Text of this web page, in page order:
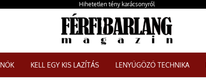
Hihetetlen tény karácsonyról
KELL EGY KIS LAZÍTÁS LENYŰGÖZŐ TECHNIKA